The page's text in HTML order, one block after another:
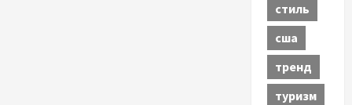
стиль
сша
тренд
туризм